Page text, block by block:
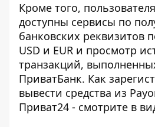
Кроме того,
доступны сервисы по
банковских реквизитов
USD и EUR и просмотр
транзакций,
ПриватБанк. Как
вывести средства из
Приват24 - смотрите в